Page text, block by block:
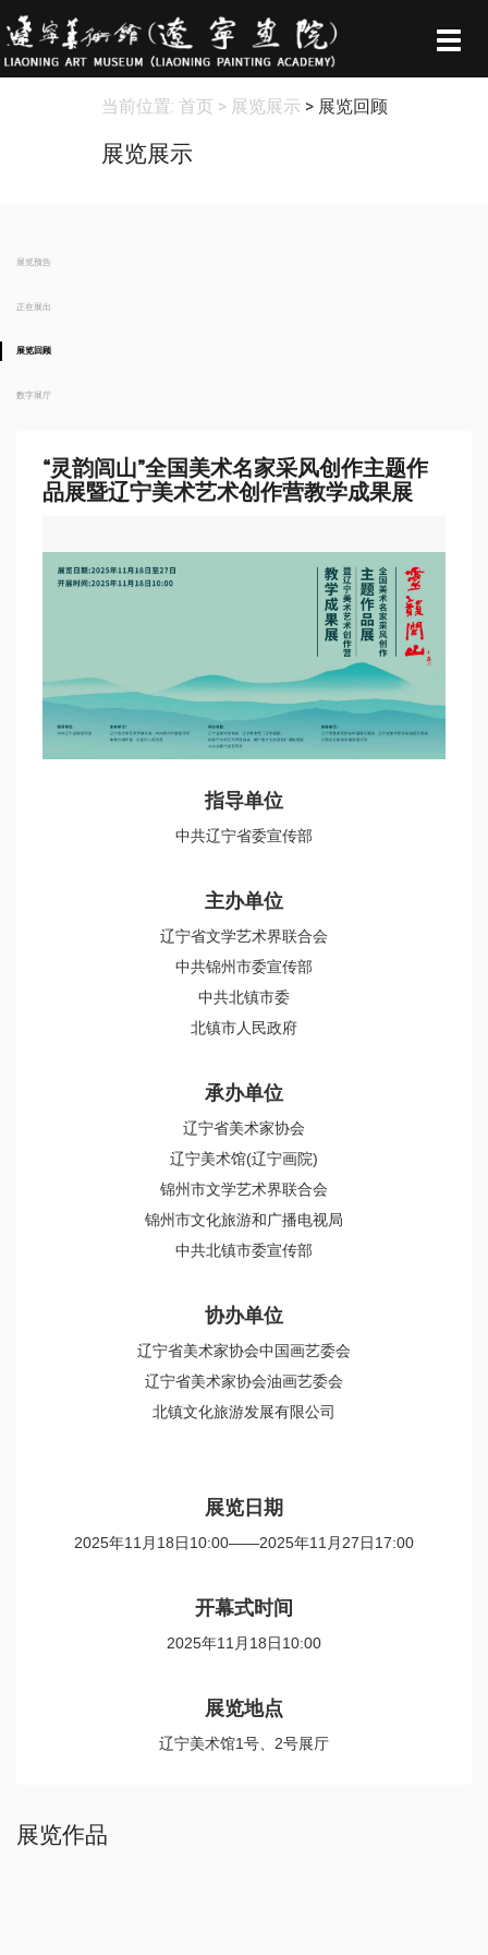
当前位置: 首页 > 展览展示 > 展览回顾
展览展示
展览预告
正在展出
展览回顾
数字展厅
“灵韵闾山”全国美术名家采风创作主题作
品展暨辽宁美术艺术创作营教学成果展
指导单位
中共辽宁省委宣传部
主办单位
辽宁省文学艺术界联合会
中共锦州市委宣传部
中共北镇市委
北镇市人民政府
承办单位
辽宁省美术家协会
辽宁美术馆(辽宁画院)
锦州市文学艺术界联合会
锦州市文化旅游和广播电视局
中共北镇市委宣传部
协办单位
辽宁省美术家协会中国画艺委会
辽宁省美术家协会油画艺委会
北镇文化旅游发展有限公司
展览日期
2025年11月18日10:00——2025年11月27日17:00
开幕式时间
2025年11月18日10:00
展览地点
辽宁美术馆1号、2号展厅
展览作品